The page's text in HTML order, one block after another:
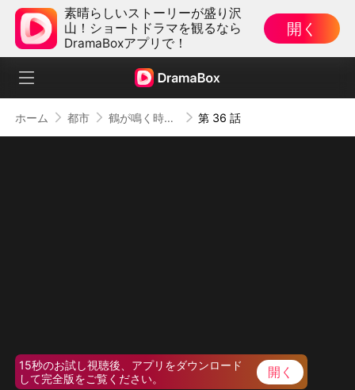
素晴らしいストーリーが盛り沢
山！ショートドラマを観るなら
DramaBoxアプリで！
開く
ホーム 都市 鶴が鳴く時、戦神は帰還す 第 36 話
15秒のお試し視聴後、アプリをダウンロード
して完全版をご覧ください。
開く